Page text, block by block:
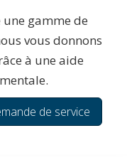
gamme de
vous donnons
à une aide
de service